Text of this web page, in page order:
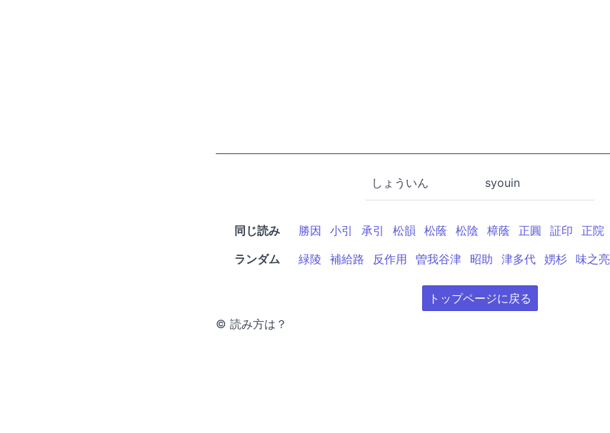
しょういん syouin
同じ読み 勝因 小引 承引 松韻 松蔭 松陰 樟蔭 正圓 証印
正院
ランダム
緑陵 補給路 反作用 曽我谷津 昭助 津多代 娚杉 味之亮
トップページに戻る
© 読み方は？